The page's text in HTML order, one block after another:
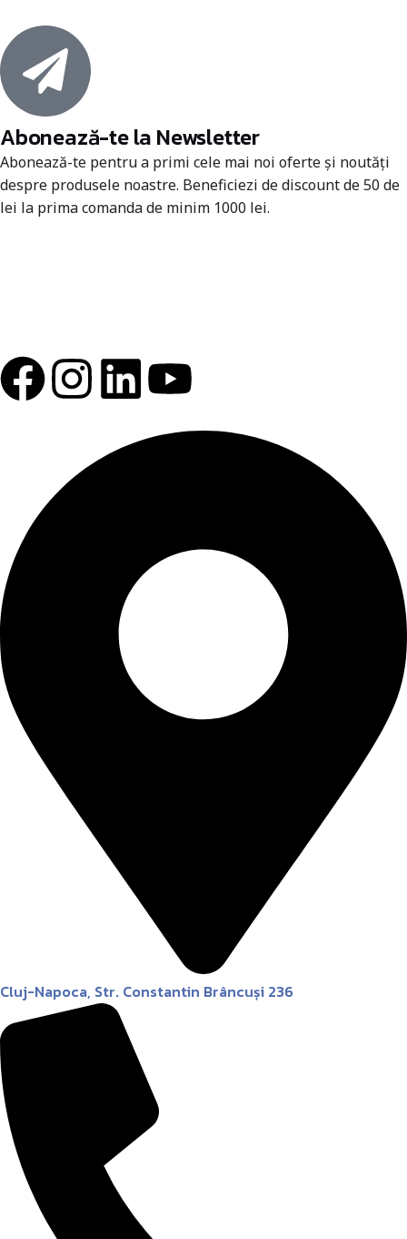
Abonează-te la Newsletter
Abonează-te pentru a primi cele mai noi oferte și noutăți
despre produsele noastre. Beneficiezi de discount de 50 de
lei la prima comanda de minim 1000 lei.
Cluj-Napoca, Str. Constantin Brâncuși 236